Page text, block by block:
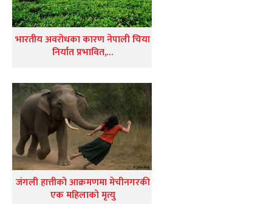
भारतीय अवरोधका कारण नेपाली चिया
निर्यात प्रभावित,…
जंगली हात्तीको आक्रमणमा मेचीनगरकी
एक महिलाको मृत्यु